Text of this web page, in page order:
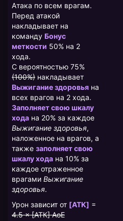
Атака по всем врагам.
Перед атакой
накладывает на
команду Бонус
меткости 50% на 2
хода.
С вероятностью 75%
(100%) накладывает
Выжигание здоровья на
всех врагов на 2 хода.
Заполняет свою шкалу
хода на 20% за каждое
Выжигание здоровья,
наложенное на врагов, а
также заполняет свою
шкалу хода на 10% за
каждое отраженное
врагами Выжигание
здоровья.
Урон зависит от [ATK] =
4.5 × [АТК] AoE